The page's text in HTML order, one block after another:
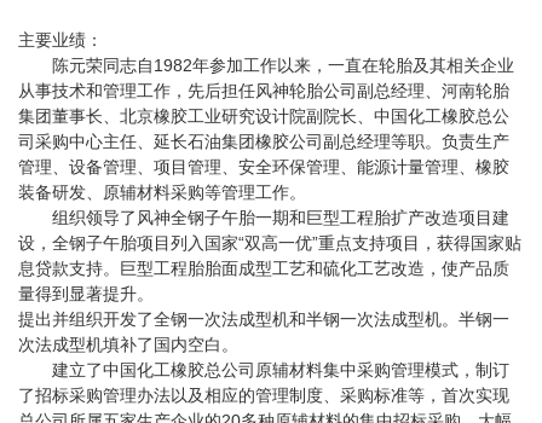
主要业绩：
陈元荣同志自1982年参加工作以来，一直在轮胎及其相关企业
从事技术和管理工作，先后担任风神轮胎公司副总经理、河南轮胎
集团董事长、北京橡胶工业研究设计院副院长、中国化工橡胶总公
司采购中心主任、延长石油集团橡胶公司副总经理等职。负责生产
管理、设备管理、项目管理、安全环保管理、能源计量管理、橡胶
装备研发、原辅材料采购等管理工作。
组织领导了风神全钢子午胎一期和巨型工程胎扩产改造项目建
设，全钢子午胎项目列入国家“双高一优”重点支持项目，获得国家贴
息贷款支持。巨型工程胎胎面成型工艺和硫化工艺改造，使产品质
量得到显著提升。
提出并组织开发了全钢一次法成型机和半钢一次法成型机。半钢一
次法成型机填补了国内空白。
建立了中国化工橡胶总公司原辅材料集中采购管理模式，制订
了招标采购管理办法以及相应的管理制度、采购标准等，首次实现